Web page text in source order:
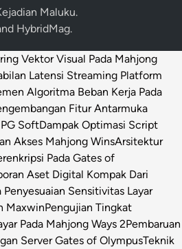
Maluku.
HybridMag.
Vektor Visual Pada Mahjong
Latensi Streaming Platform
Algoritma Beban Kerja Pada
Fitur Antarmuka
SoftDampak Optimasi Script
Akses Mahjong WinsArsitektur
Pada Gates of
Aset Digital Kompak Dari
Penyesuaian Sensitivitas Layar
MaxwinPengujian Tingkat
Pada Mahjong Ways 2Pembaruan
Server Gates of OlympusTeknik